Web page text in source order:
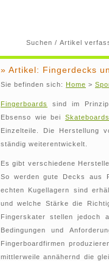
Suchen / Artikel
» Artikel: Fingerdecks
Sie befinden sich: Home >
Fingerboards
sind im
Ebsenso wie bei Skateboards
Einzelteile. Die Herstellung
ständig weiterentwickelt.
Es gibt verschiedene
So werden gute Decks aus
echten Kugellagern sind
und welche Stärke die
Fingerskater stellen jedoch
Bedingungen und
Fingerboardfirmen
mittlerweile annähernd die